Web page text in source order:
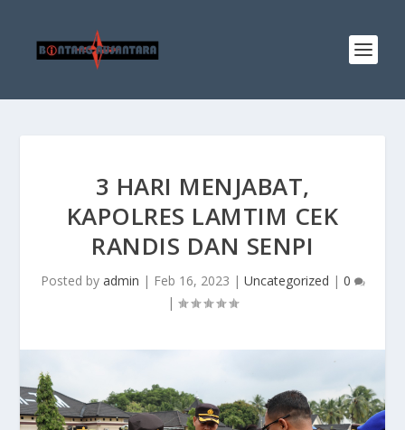
3 HARI MENJABAT,
KAPOLRES LAMTIM CEK
RANDIS DAN SENPI
Posted by admin | Feb 16, 2023 | Uncategorized | 0
|